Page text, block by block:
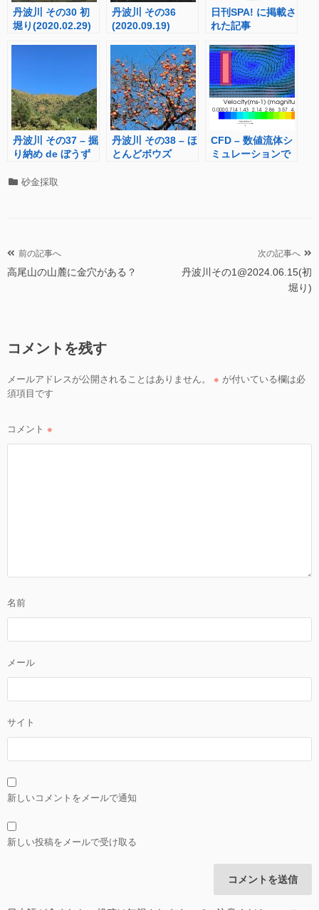
丹波川 その30 初
堀り(2020.02.29)
丹波川 その36
(2020.09.19)
日刊SPA! に掲載さ
れた記事
丹波川 その37 – 掘
り納め de ぼうず
丹波川 その38 – ほ
とんどボウズ
CFD – 数値流体シ
ミュレーションで
カ 砂金採取
投
稿
ー
シ
ョ
前の記事へ
高尾山の山麓に金穴がある？
次の記事へ
丹波川その1@2024.06.15(初
堀り)
コメントを残す
メールアドレスが公開されることはありません。 ※ が付いている欄は必
須項目です
コメント ※
名前
メール
サイト
新しいコメントをメールで通知
新しい投稿をメールで受け取る